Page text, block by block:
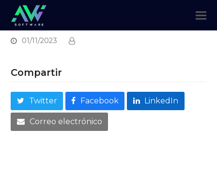
01/11/2023
Compartir
Twitter Facebook LinkedIn
Correo electrónico